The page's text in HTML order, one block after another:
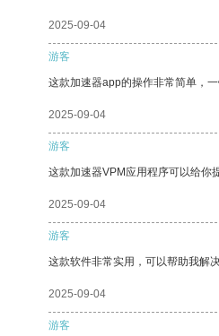
2025-09-04
游客
这款加速器app的操作非常简单，
2025-09-04
游客
这款加速器VPM应用程序可以给你
2025-09-04
游客
这款软件非常实用，可以帮助我解决
2025-09-04
游客